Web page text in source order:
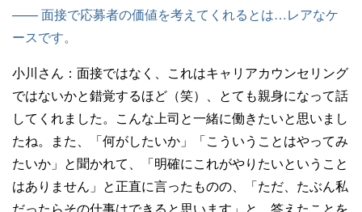
—— 面接で応募者の価値を考えてくれるとは…レアなケ
ースです。
小川さん： 面接ではなく、これはキャリアカウンセリング
ではないかと錯覚するほど（笑）、とても親身になって話
してくれました。こんな上司と一緒に働きたいと思いまし
たね。また、「何がしたいか」「こういうことはやってみ
たいか」と聞かれて、「明確にこれがやりたいということ
はありません」と正直に言ったものの、「ただ、たぶん私
だったらその仕事はできると思います」と、答えたことを